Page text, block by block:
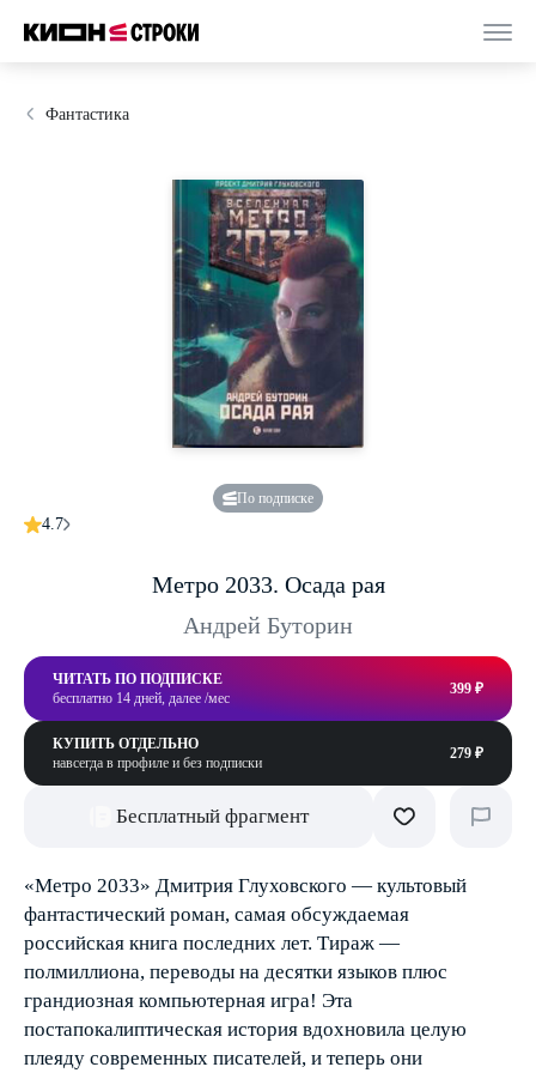
Фантастика
По подписке
4.7
Метро 2033. Осада рая
Андрей Буторин
ЧИТАТЬ ПО ПОДПИСКЕ
бесплатно 14 дней, далее /мес
399 ₽
КУПИТЬ ОТДЕЛЬНО
навсегда в профиле и без подписки
279 ₽
Бесплатный фрагмент
«Метро 2033» Дмитрия Глуховского — культовый
фантастический роман, самая обсуждаемая
российская книга последних лет. Тираж —
полмиллиона, переводы на десятки языков плюс
грандиозная компьютерная игра! Эта
постапокалиптическая история вдохновила целую
плеяду современных писателей, и теперь они